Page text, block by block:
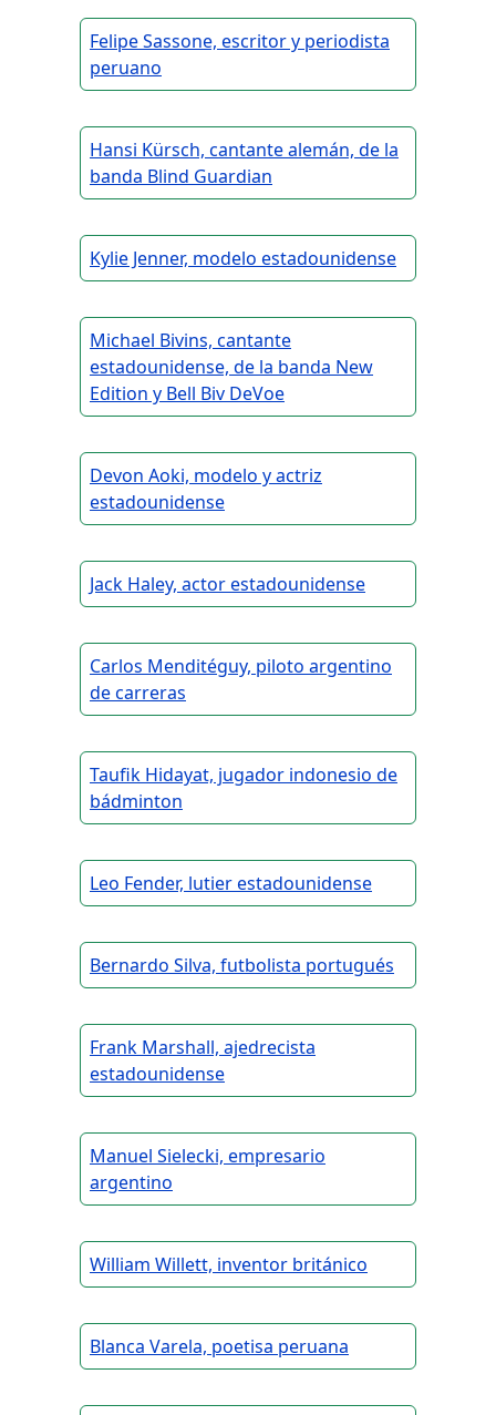
Felipe Sassone, escritor y periodista
peruano
Hansi Kürsch, cantante alemán, de la
banda Blind Guardian
Kylie Jenner, modelo estadounidense
Michael Bivins, cantante
estadounidense, de la banda New
Edition y Bell Biv DeVoe
Devon Aoki, modelo y actriz
estadounidense
Jack Haley, actor estadounidense
Carlos Menditéguy, piloto argentino
de carreras
Taufik Hidayat, jugador indonesio de
bádminton
Leo Fender, lutier estadounidense
Bernardo Silva, futbolista portugués
Frank Marshall, ajedrecista
estadounidense
Manuel Sielecki, empresario
argentino
William Willett, inventor británico
Blanca Varela, poetisa peruana